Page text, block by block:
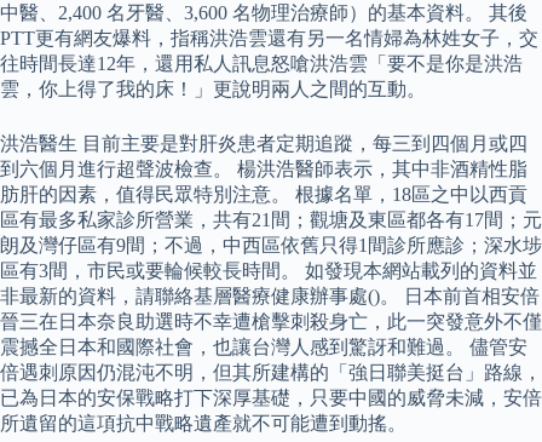
中醫、2,400 名牙醫、3,600 名物理治療師）的基本資料。 其後
PTT更有網友爆料，指稱洪浩雲還有另一名情婦為林姓女子，交
往時間長達12年，還用私人訊息怒嗆洪浩雲「要不是你是洪浩
雲，你上得了我的床！」更說明兩人之間的互動。
洪浩醫生 目前主要是對肝炎患者定期追蹤，每三到四個月或四
到六個月進行超聲波檢查。 楊洪浩醫師表示，其中非酒精性脂
肪肝的因素，值得民眾特別注意。 根據名單，18區之中以西貢
區有最多私家診所營業，共有21間；觀塘及東區都各有17間；元
朗及灣仔區有9間；不過，中西區依舊只得1間診所應診；深水埗
區有3間，市民或要輪候較長時間。 如發現本網站載列的資料並
非最新的資料，請聯絡基層醫療健康辦事處()。 日本前首相安倍
晉三在日本奈良助選時不幸遭槍擊刺殺身亡，此一突發意外不僅
震撼全日本和國際社會，也讓台灣人感到驚訝和難過。 儘管安
倍遇刺原因仍混沌不明，但其所建構的「強日聯美挺台」路線，
已為日本的安保戰略打下深厚基礎，只要中國的威脅未減，安倍
所遺留的這項抗中戰略遺產就不可能遭到動搖。